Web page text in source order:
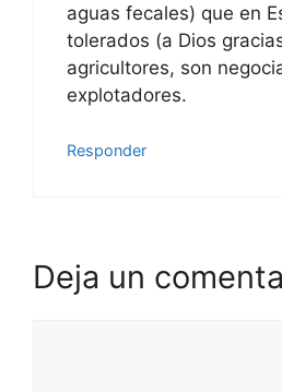
aguas fecales) que en
tolerados (a Dios
agricultores, son
explotadores.
Responder
Deja un